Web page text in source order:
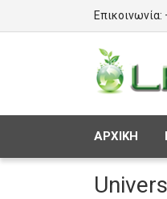
Επικοινωνία:
ΑΡΧΙΚΗ